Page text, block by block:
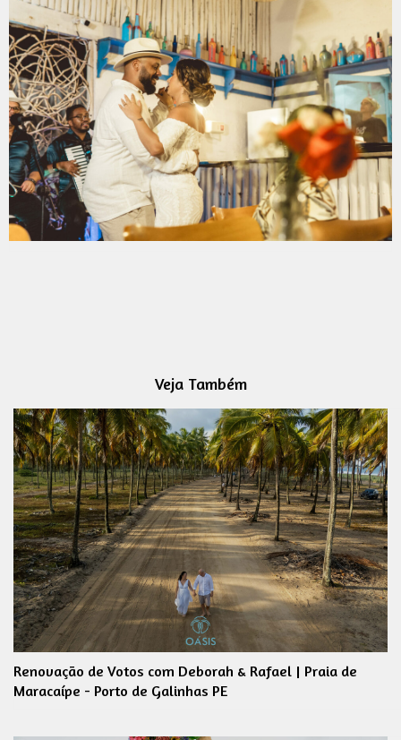
Veja Também
Renovação de Votos com Deborah & Rafael | Praia de
Maracaípe - Porto de Galinhas PE